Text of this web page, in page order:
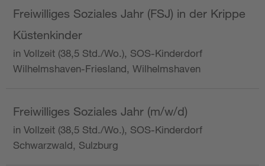
Freiwilliges Soziales Jahr (FSJ) in der Krippe
Küstenkinder
in Vollzeit (38,5 Std./Wo.), SOS-Kinderdorf
Wilhelmshaven-Friesland, Wilhelmshaven
Freiwilliges Soziales Jahr (m/w/d)
in Vollzeit (38,5 Std./Wo.), SOS-Kinderdorf
Schwarzwald, Sulzburg